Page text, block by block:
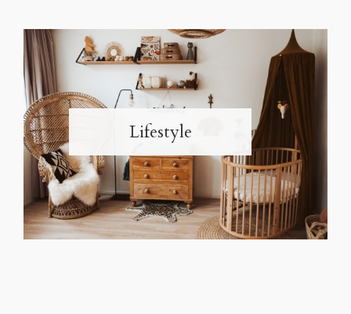
Lifestyle